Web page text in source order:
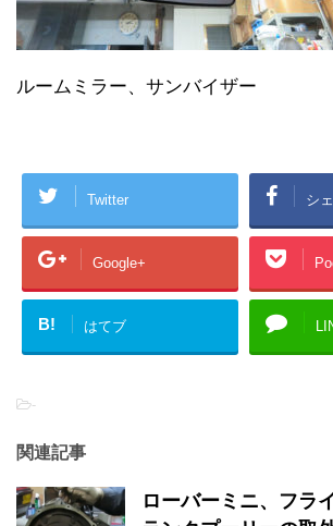
ルームミラー、サンバイザー
Twitter シ
Google+
B! はてブ
-
関連記事
ローバーミニ、フラ